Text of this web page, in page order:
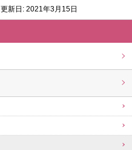
更新日:2021年3月15日